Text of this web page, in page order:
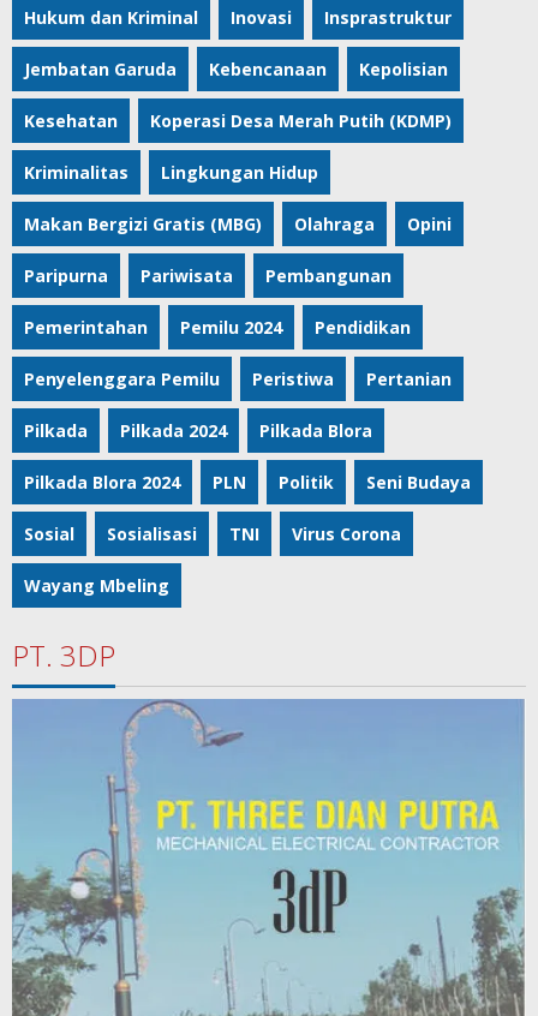
Hukum dan Kriminal Inovasi Insprastruktur
Jembatan Garuda Kebencanaan Kepolisian
Kesehatan Koperasi Desa Merah Putih (KDMP)
Kriminalitas Lingkungan Hidup
Makan Bergizi Gratis (MBG) Olahraga Opini
Paripurna Pariwisata Pembangunan
Pemerintahan Pemilu 2024 Pendidikan
Penyelenggara Pemilu Peristiwa Pertanian
Pilkada Pilkada 2024 Pilkada Blora
Pilkada Blora 2024 PLN Politik Seni Budaya
Sosial Sosialisasi TNI Virus Corona
Wayang Mbeling
PT. 3DP